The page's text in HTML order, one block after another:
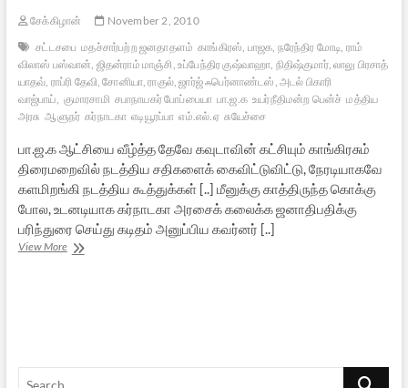
சேக்கிழான்
November 2, 2010
சட்டசபை மதச்சார்பற்ற ஜனதாதளம் காங்கிரஸ், பாஜக, நரேந்திர மோடி, ராம்
விலாஸ் பஸ்வான், ஜிதன்ராம் மாஞ்சி, உப்பேந்திர குஷ்வாஹா, நிதிஷ்குமார், லாலு பிரசாத்
யாதவ், ராப்ரி தேவி, சோனியா, ராகுல், ஜார்ஜ் ஃபெர்னாண்டஸ், அடல் பிகாரி
வாஜ்பாய், குமாரசாமி சபாநாயகர் போப்பையா பா.ஜ.க உயர்நீதிமன்ற பென்ச் மத்திய
அரசு ஆளுநர் கர்நாடகா எடியூரப்பா எம்.எல்.ஏ சுயேச்சை
பா.ஜ.க ஆட்சியை வீழ்த்த தேவே கவுடாவின் கட்சியும் காங்கிரசும்
திரைமறைவில் நடத்திய சதிகளைக் கைவிட்டுவிட்டு, நேரடியாகவே
களமிறங்கி நடத்திய கூத்துக்கள் [..] மீனுக்கு காத்திருந்த கொக்கு
போல, உடனடியாக கர்நாடகா அரசைக் கலைக்க ஜனாதிபதிக்கு
பரிந்துரை செய்து கடிதம் அனுப்பிய கவர்னர் [..]
View Moreமக்களாட்சி
Search